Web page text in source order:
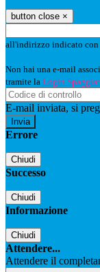
button close ×
all'indirizzo indicato con
Non hai una e-mail
tramite la Login
E-mail inviata, si
Errore
Chiudi
Successo
Chiudi
Informazione
Chiudi
Attendere...
Attendere il